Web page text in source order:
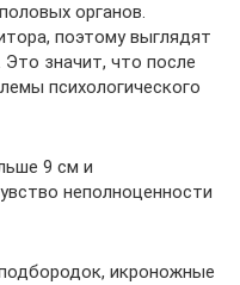
органов.
поэтому выглядят
значит, что после
психологического
9 см и
неполноценности
икроножные